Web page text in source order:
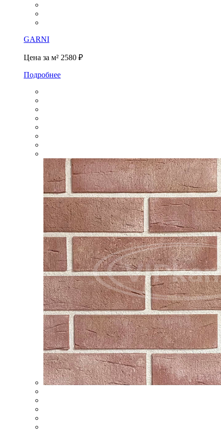
GARNI
Цена за м² 2580 ₽
Подробнее